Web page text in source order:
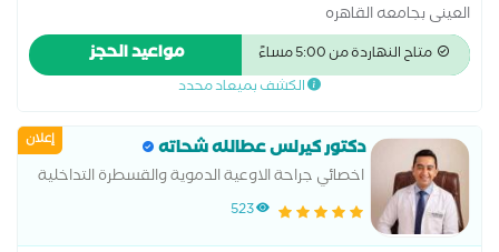
العينى بجامعه القاهره
متاح النهاردة من 5:00 مساءً مواعيد الحجز
الكشف بميعاد محدد
إعلان دكتور كيرلس عطالله شحاته
اخصائي جراحة الاوعية الدموية والقسطرة التداخلية
والقدم السكري ودوالي الساقين وعمليات الغسيل
523